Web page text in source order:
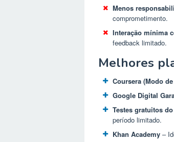
Menos
comprometimento.
Interação mínima
feedback limitado.
Melhores
Coursera (Modo
Google Digital
Testes gratuitos
período limitado.
Khan Academy –